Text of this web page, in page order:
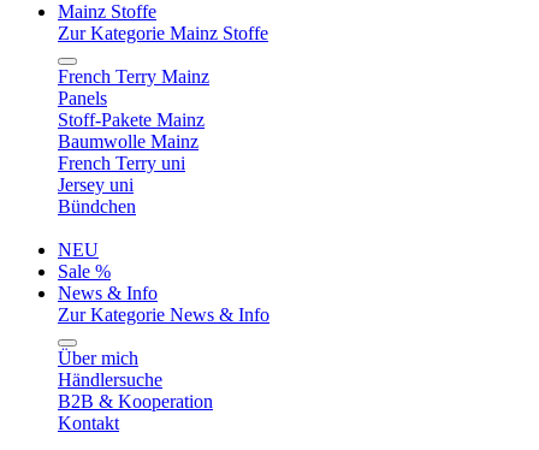
Mainz Stoffe
Zur Kategorie Mainz Stoffe
French Terry Mainz
Panels
Stoff-Pakete Mainz
Baumwolle Mainz
French Terry uni
Jersey uni
Bündchen
NEU
Sale %
News & Info
Zur Kategorie News & Info
Über mich
Händlersuche
B2B & Kooperation
Kontakt